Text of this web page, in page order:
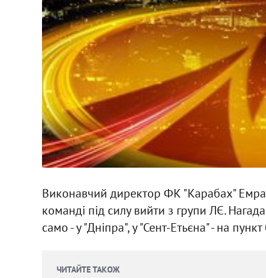
Виконавчий директор ФК "Карабах"
команді під силу вийти з групи ЛЄ.
само - у "Дніпра", у "Сент-Етьєна" - на
ЧИТАЙТЕ ТАКОЖ